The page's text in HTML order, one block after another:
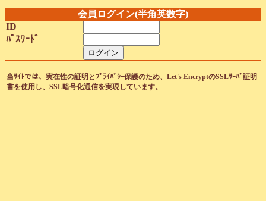
会員ログイン(半角英数字)
ID
ﾊﾟｽﾜｰﾄﾞ
当ｻｲﾄでは、実在性の証明とﾌﾟﾗｲﾊﾞｼｰ保護のため、Let's EncryptのSSLｻｰﾊﾞ証明
書を使用し、SSL暗号化通信を実現しています。